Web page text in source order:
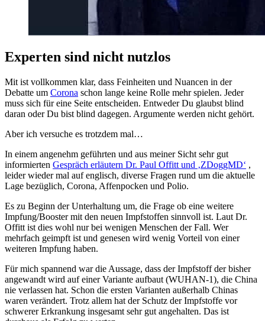
Experten sind nicht nutzlos
Mit ist vollkommen klar, dass Feinheiten und Nuancen in der
Debatte um Corona schon lange keine Rolle mehr spielen. Jeder
muss sich für eine Seite entscheiden. Entweder Du glaubst blind
daran oder Du bist blind dagegen. Argumente werden nicht gehört.
Aber ich versuche es trotzdem mal…
In einem angenehm geführten und aus meiner Sicht sehr gut
informierten Gespräch erläutern Dr. Paul Offitt und ‚ZDoggMD‘ ,
leider wieder mal auf englisch, diverse Fragen rund um die aktuelle
Lage bezüglich, Corona, Affenpocken und Polio.
Es zu Beginn der Unterhaltung um, die Frage ob eine weitere
Impfung/Booster mit den neuen Impfstoffen sinnvoll ist. Laut Dr.
Offitt ist dies wohl nur bei wenigen Menschen der Fall. Wer
mehrfach geimpft ist und genesen wird wenig Vorteil von einer
weiteren Impfung haben.
Für mich spannend war die Aussage, dass der Impfstoff der bisher
angewandt wird auf einer Variante aufbaut (WUHAN-1), die China
nie verlassen hat. Schon die ersten Varianten außerhalb Chinas
waren verändert. Trotz allem hat der Schutz der Impfstoffe vor
schwerer Erkrankung insgesamt sehr gut angehalten. Das ist